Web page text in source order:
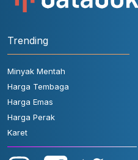
Trending
Minyak Mentah
Harga Tembaga
Harga Emas
Harga Perak
Karet